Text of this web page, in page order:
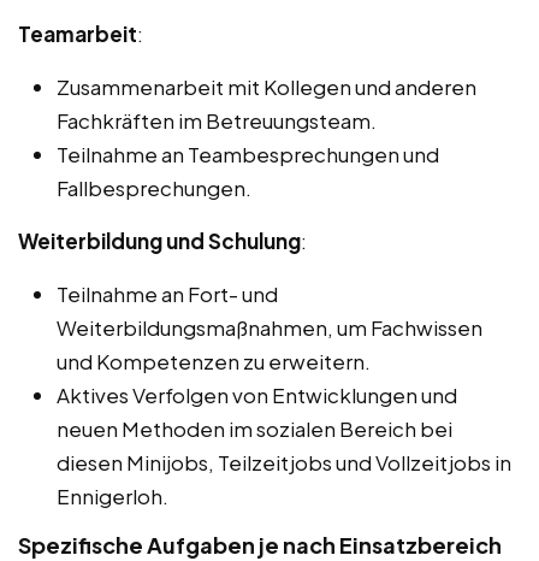
Teamarbeit:
Zusammenarbeit mit Kollegen und anderen
Fachkräften im Betreuungsteam.
Teilnahme an Teambesprechungen und
Fallbesprechungen.
Weiterbildung und Schulung:
Teilnahme an Fort- und
Weiterbildungsmaßnahmen, um Fachwissen
und Kompetenzen zu erweitern.
Aktives Verfolgen von Entwicklungen und
neuen Methoden im sozialen Bereich bei
diesen Minijobs, Teilzeitjobs und Vollzeitjobs in
Ennigerloh.
Spezifische Aufgaben je nach Einsatzbereich